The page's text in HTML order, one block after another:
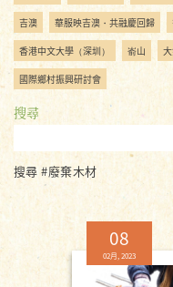
吉澳 華服映吉澳・共融慶回歸
香港中文大學（深圳） 嵛山
國際鄉村振興研討會
搜尋
搜尋 #廢棄木材
08
02月, 2023